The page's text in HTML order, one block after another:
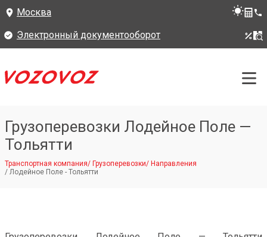
Москва
Электронный документооборот
Грузоперевозки Лодейное Поле —
Тольятти
Транспортная компания/ Грузоперевозки/ Направления
/ Лодейное Поле - Тольятти